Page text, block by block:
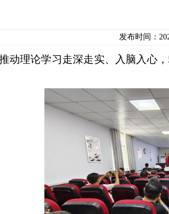
发布时间：
动理论学习走深走实、入脑入心